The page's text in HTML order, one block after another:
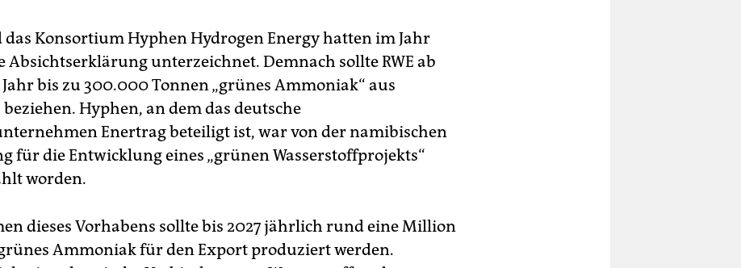
das Konsortium Hyphen Hydrogen Energy hatten im Jahr
Absichtserklärung unterzeichnet. Demnach sollte RWE ab
Jahr bis zu 300.000 Tonnen „grünes Ammoniak“ aus
Hyphen, an dem das deutsche
Enertrag beteiligt ist, war von der namibischen
für die Entwicklung eines „grünen Wasserstoffprojekts“
worden.
dieses Vorhabens sollte bis 2027 jährlich rund eine Million
Ammoniak für den Export produziert werden.